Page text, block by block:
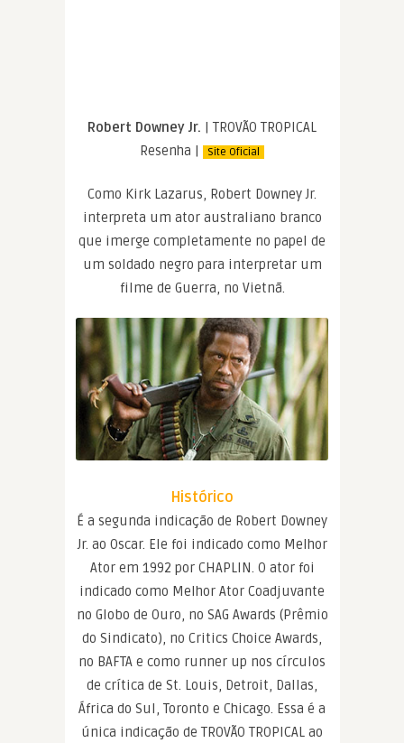
Robert Downey Jr. | TROVÃO TROPICAL
Resenha |
Site Oficial
Como Kirk Lazarus, Robert Downey Jr.
interpreta um ator australiano branco
que imerge completamente no papel de
um soldado negro para interpretar um
filme de Guerra, no Vietnã.
Histórico
É a segunda indicação de Robert Downey
Jr. ao Oscar. Ele foi indicado como Melhor
Ator em 1992 por CHAPLIN. O ator foi
indicado como Melhor Ator Coadjuvante
no Globo de Ouro, no SAG Awards (Prêmio
do Sindicato), no Critics Choice Awards,
no BAFTA e como runner up nos círculos
de crítica de St. Louis, Detroit, Dallas,
África do Sul, Toronto e Chicago. Essa é a
única indicação de TROVÃO TROPICAL ao